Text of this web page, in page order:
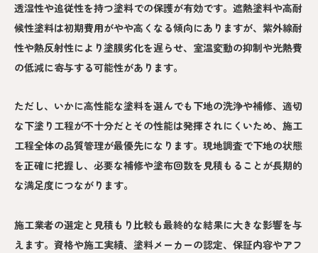
透湿性や追従性を持つ塗料での保護が有効です。遮熱塗料や高耐
候性塗料は初期費用がやや高くなる傾向にありますが、紫外線耐
性や熱反射性により塗膜劣化を遅らせ、室温変動の抑制や光熱費
の低減に寄与する可能性があります。
ただし、いかに高性能な塗料を選んでも下地の洗浄や補修、適切
な下塗り工程が不十分だとその性能は発揮されにくいため、施工
工程全体の品質管理が最優先になります。現地調査で下地の状態
を正確に把握し、必要な補修や塗布回数を見積もることが長期的
な満足度につながります。
施工業者の選定と見積もり比較も最終的な結果に大きな影響を与
えます。資格や施工実績、塗料メーカーの認定、保証内容やアフ